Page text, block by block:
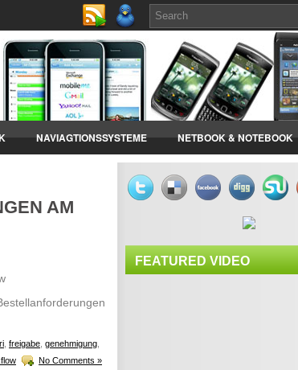
NAVIAGTIONSSYSTEME NETBOOK & NOTEBOOK
AM
freigabe genehmigung
No Comments »
FEATURED VIDEO